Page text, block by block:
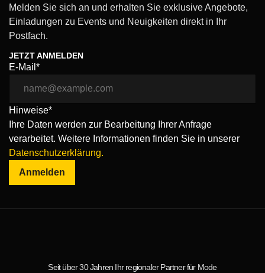
Melden Sie sich an und erhalten Sie exklusive Angebote,
Einladungen zu Events und Neuigkeiten direkt in Ihr
Postfach.
JETZT ANMELDEN
E-Mail*
Hinweise*
Ihre Daten werden zur Bearbeitung Ihrer Anfrage
verarbeitet. Weitere Informationen finden Sie in unserer
Datenschutzerklärung.
Anmelden
Seit über 30 Jahren Ihr regionaler Partner für Mode